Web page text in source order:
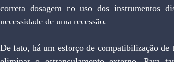
correta dosagem no uso dos instrumentos
necessidade de uma recessão.
De fato, há um esforço de compatibilização